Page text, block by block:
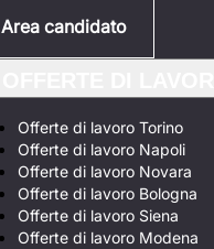
Area candidato
Offerte di lavoro Torino
Offerte di lavoro Napoli
Offerte di lavoro Novara
Offerte di lavoro Bologna
Offerte di lavoro Siena
Offerte di lavoro Modena